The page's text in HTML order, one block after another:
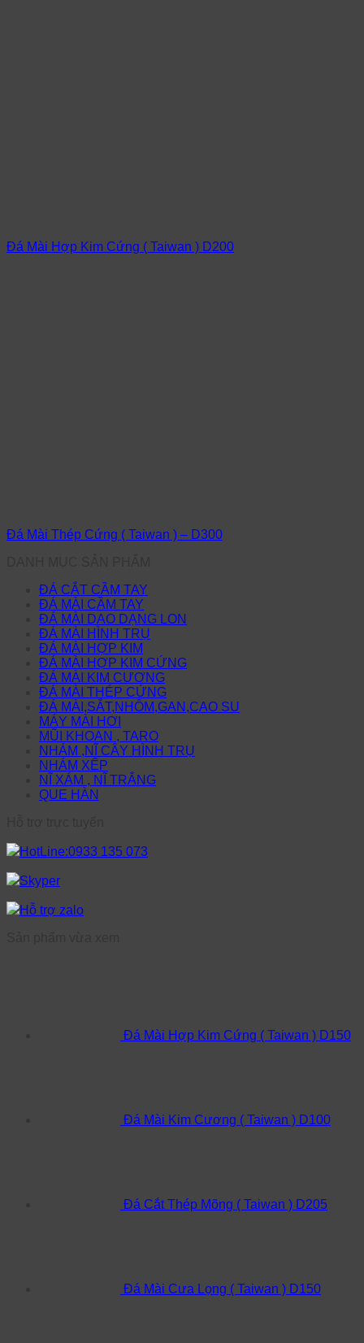
Đá Mài Hợp Kim Cứng ( Taiwan ) D200
Đá Mài Thép Cứng ( Taiwan ) – D300
ĐÁ CẮT CẦM TAY
ĐÁ MÀI CẦM TAY
ĐÁ MÀI DAO DẠNG LON
ĐÁ MÀI HÌNH TRỤ
ĐÁ MÀI HỢP KIM
ĐÁ MÀI HỢP KIM CỨNG
ĐÁ MÀI KIM CƯƠNG
ĐÁ MÀI THÉP CỨNG
ĐÁ MÀI,SẮT,NHÔM,GAN,CAO SU
MÁY MÀI HƠI
MŨI KHOAN , TARO
NHÁM ,NĨ CÂY HÌNH TRỤ
NHÁM XẾP
NĨ XÁM , NĨ TRẮNG
QUE HÀN
HotLine:0933 135 073
Skyper
Hỗ trợ zalo
Đá Mài Hợp Kim Cứng ( Taiwan ) D150
Đá Mài Kim Cương ( Taiwan ) D100
Đá Cắt Thép Mõng ( Taiwan ) D205
Đá Mài Cưa Lọng ( Taiwan ) D150